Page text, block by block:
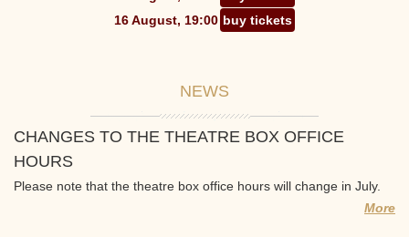
16 August, 19:00 buy tickets
NEWS
CHANGES TO THE THEATRE BOX OFFICE
HOURS
Please note that the theatre box office hours will change in July.
More